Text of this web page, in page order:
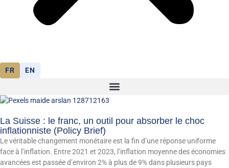
FR EN
La Suisse : le franc, un outil pour absorber le choc
inflationniste (Policy Brief)
Le véritable changement monétaire est la fin d’une réponse uniforme
face à l’inflation. Entre 2021 et 2023, l’inflation moyenne des économies
avancées est passée d’environ 2% à plus de 9% dans plusieurs pays